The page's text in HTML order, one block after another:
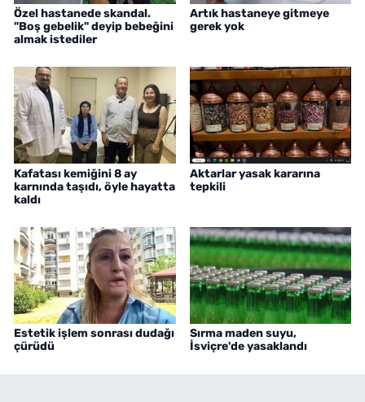
Özel hastanede skandal.
"Boş gebelik" deyip bebeğini
almak istediler
Artık hastaneye gitmeye
gerek yok
Kafatası kemiğini 8 ay
karnında taşıdı, öyle hayatta
kaldı
Aktarlar yasak kararına
tepkili
Estetik işlem sonrası dudağı
çürüdü
Sırma maden suyu,
İsviçre'de yasaklandı